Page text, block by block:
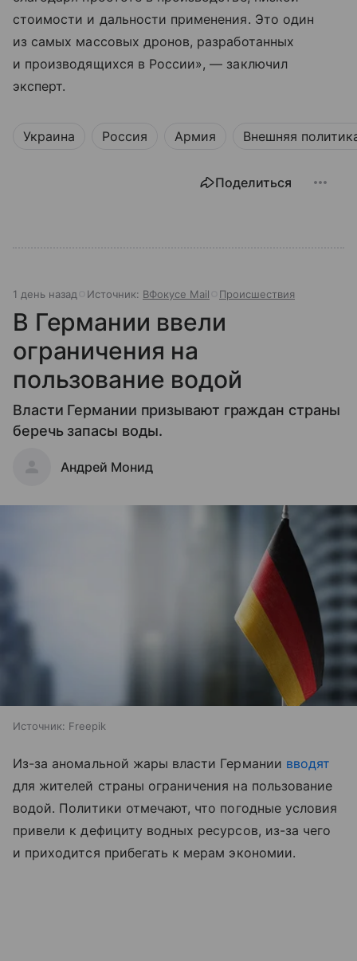
стоимости и дальности применения. Это один
из самых массовых дронов, разработанных
и производящихся в России», — заключил
эксперт.
Украина Россия Армия Внешняя
Поделиться
1 день назад Источник: ВФокусе Mail Происшествия
В Германии ввели
ограничения на
пользование водой
Власти Германии призывают граждан страны
беречь запасы воды.
Андрей Монид
Источник: Freepik
Из-за аномальной жары власти Германии вводят
для жителей страны ограничения на пользование
водой. Политики отмечают, что погодные условия
привели к дефициту водных ресурсов, из-за чего
и приходится прибегать к мерам экономии.